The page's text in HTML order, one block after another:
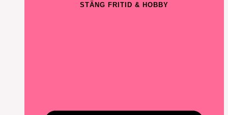
STÄNG FRITID & HOBBY